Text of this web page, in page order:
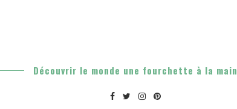
Découvrir le monde une fourchette à la main